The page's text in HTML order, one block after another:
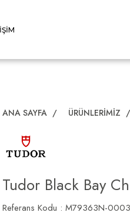
ANA SAYFA / ÜRÜNLERIMIZ /
Tudor Black Bay
Referans Kodu : M79363N-0003